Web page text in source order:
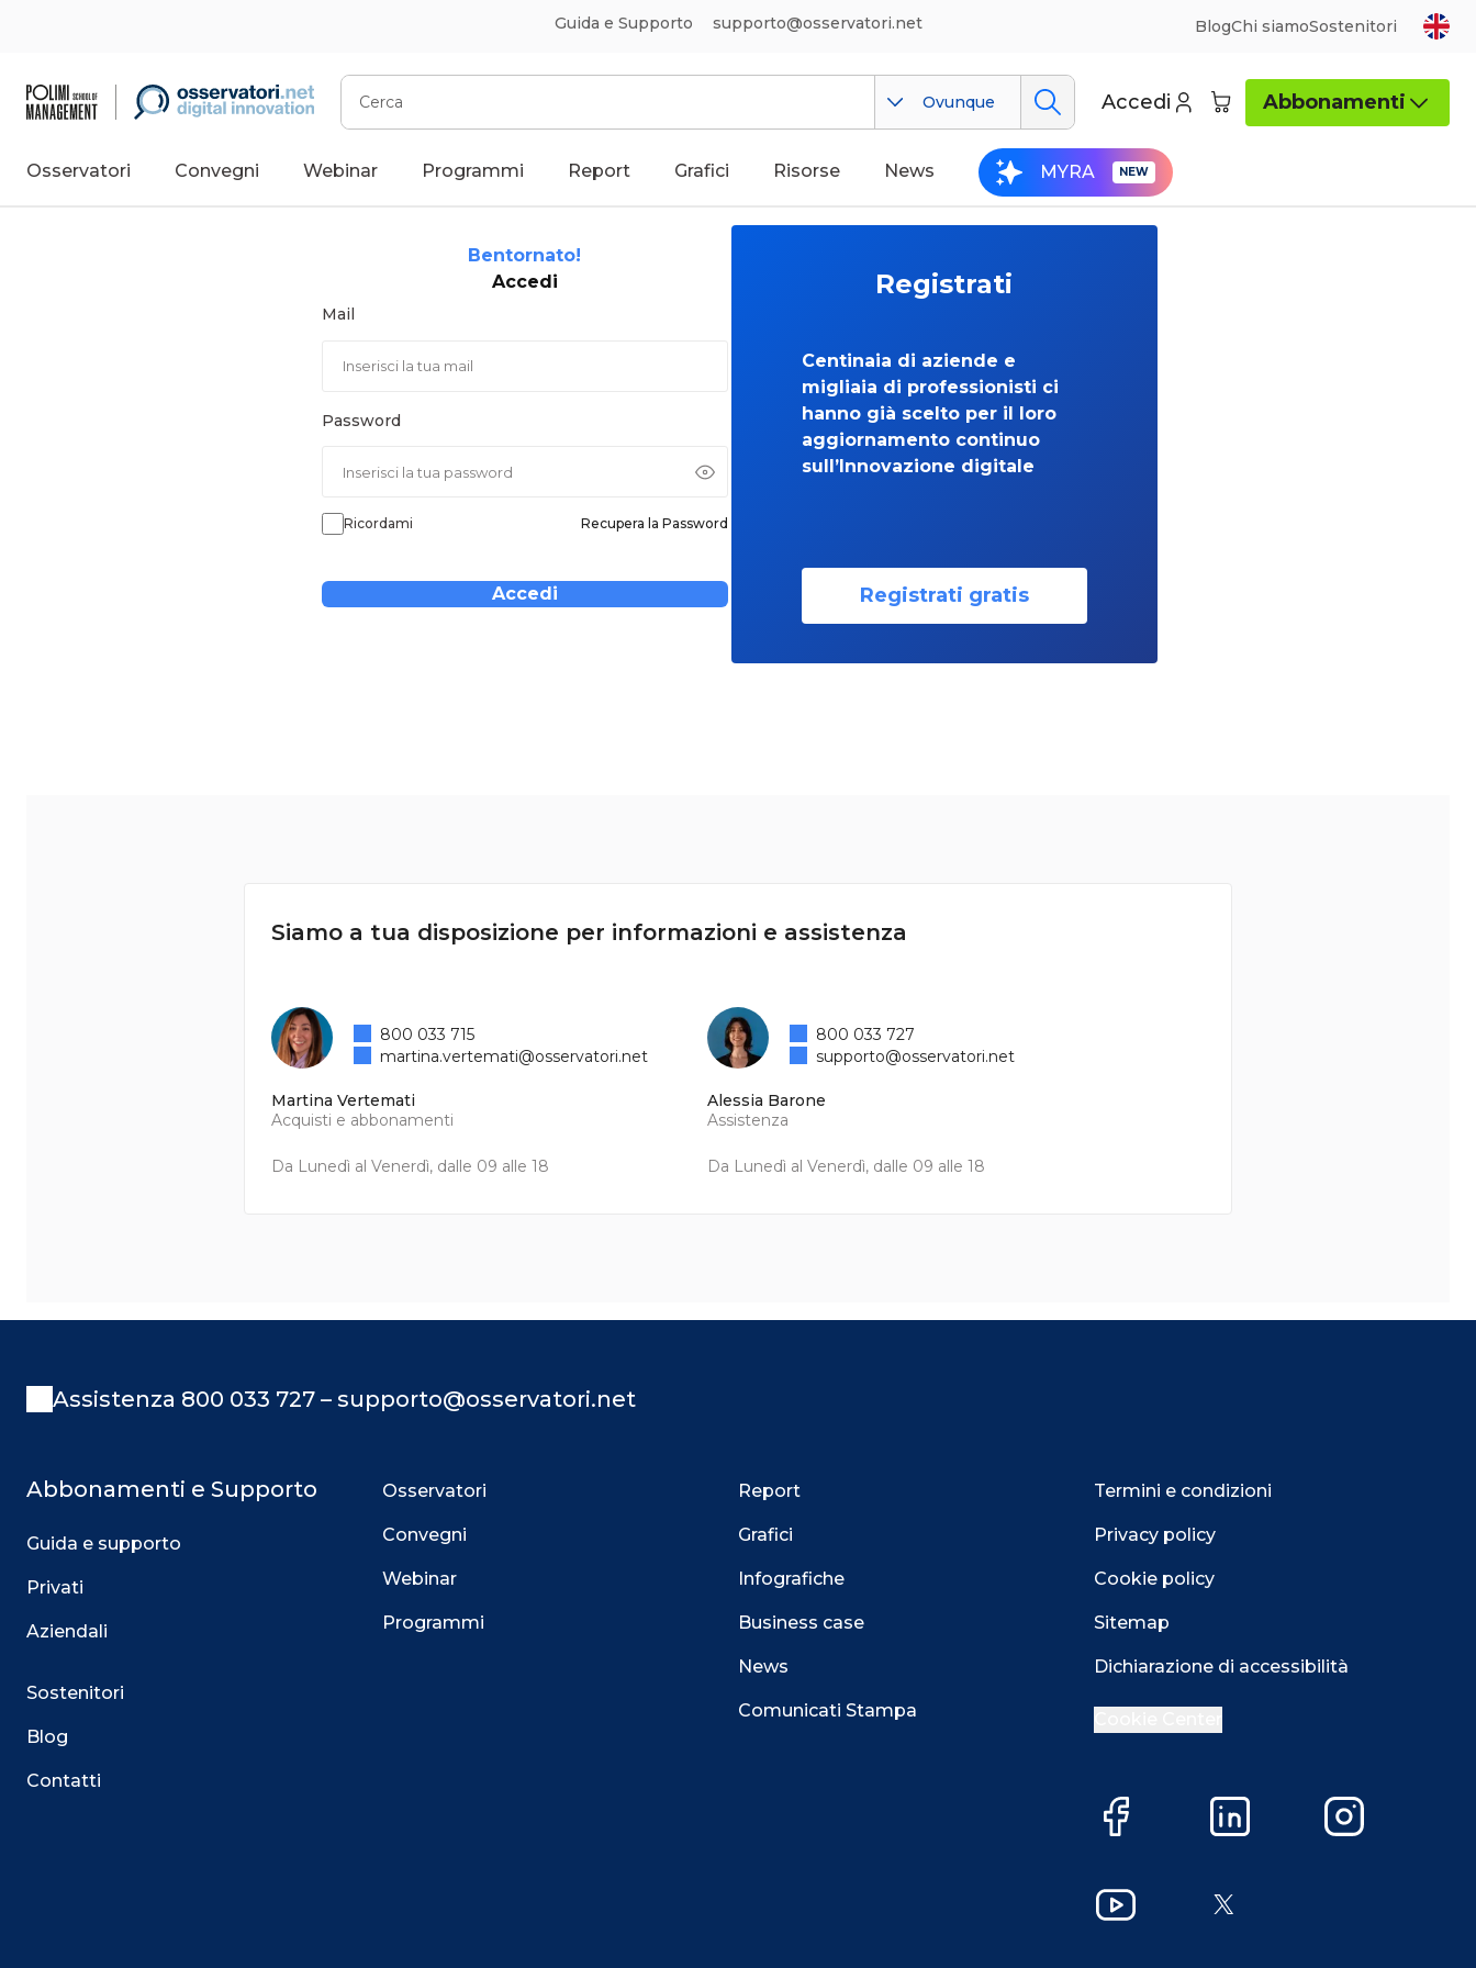
Guida e Supporto supporto@osservatori.net BlogChi siamoSostenitori
Cerca
Ovunque Accedi Abbonamenti
Osservatori Convegni Webinar Programmi Report Grafici Risorse News MYRA
Bentornato!
Accedi
Mail
Password
Ricordami Recupera la Password
Accedi
Registrati
Centinaia di aziende e
migliaia di professionisti ci
hanno già scelto per il loro
aggiornamento continuo
sull’Innovazione digitale
Registrati gratis
Siamo a tua disposizione per informazioni e assistenza
Martina Vertemati
Acquisti e abbonamenti
Da Lunedì al Venerdì, dalle 09 alle 18
800 033 715
martina.vertemati@osservatori.net
Alessia Barone
Assistenza
Da Lunedì al Venerdì, dalle 09 alle 18
800 033 727
supporto@osservatori.net
Assistenza 800 033 727 – supporto@osservatori.net
Abbonamenti e Supporto
Guida e supporto
Privati
Aziendali
Sostenitori
Blog
Contatti
Osservatori
Convegni
Webinar
Programmi
Report
Grafici
Infografiche
Business case
News
Comunicati Stampa
Termini e condizioni
Privacy policy
Cookie policy
Sitemap
Dichiarazione di accessibilità
Facebook LinkedIn Instagram
YouTube X
Accetta Più opzioni